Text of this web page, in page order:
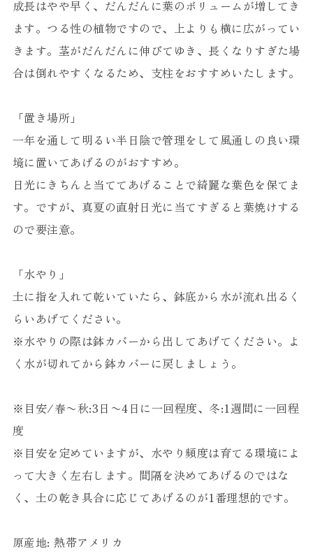
成長はやや早く、だんだんに葉のボリュームが増してき
ます。つる性の植物ですので、上よりも横に広がってい
きます。茎がだんだんに伸びてゆき、長くなりすぎた場
合は倒れやすくなるため、支柱をおすすめいたします。
「置き場所」
一年を通して明るい半日陰で管理をして風通しの良い環
境に置いてあげるのがおすすめ。
日光にきちんと当ててあげることで綺麗な葉色を保てま
す。ですが、真夏の直射日光に当てすぎると葉焼けする
ので要注意。
「水やり」
土に指を入れて乾いていたら、鉢底から水が流れ出るく
らいあげてください。
※水やりの際は鉢カバーから出してあげてください。よ
く水が切れてから鉢カバーに戻しましょう。
※目安/春〜秋:3日〜4日に一回程度、冬:1週間に一回程
度
※目安を定めていますが、水やり頻度は育てる環境によ
って大きく左右します。間隔を決めてあげるのではな
く、土の乾き具合に応じてあげるのが1番理想的です。
原産地: 熱帯アメリカ